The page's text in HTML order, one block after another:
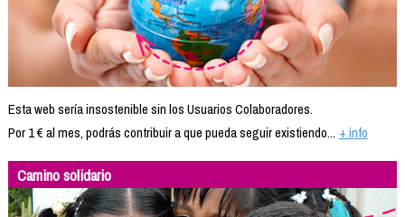
Esta web sería insostenible sin los Usuarios Colaboradores.
Por 1 € al mes, podrás contribuir a que pueda seguir existiendo... + info
Camino solidario